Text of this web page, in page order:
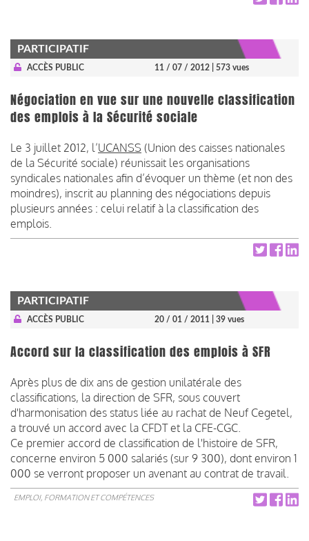
PARTICIPATIF
ACCÈS PUBLIC 11 / 07 / 2012 | 573 vues
Négociation en vue sur une nouvelle classification
des emplois à la Sécurité sociale
Le 3 juillet 2012, l’UCANSS (Union des caisses nationales
de la Sécurité sociale) réunissait les organisations
syndicales nationales afin d’évoquer un thème (et non des
moindres), inscrit au planning des négociations depuis
plusieurs années : celui relatif à la classification des
emplois.
PARTICIPATIF
ACCÈS PUBLIC 20 / 01 / 2011 | 39 vues
Accord sur la classification des emplois à SFR
Après plus de dix ans de gestion unilatérale des
classifications, la direction de SFR, sous couvert
d'harmonisation des status liée au rachat de Neuf Cegetel,
a trouvé un accord avec la CFDT et la CFE-CGC.
Ce premier accord de classification de l'histoire de SFR,
concerne environ 5 000 salariés (sur 9 300), dont environ 1
000 se verront proposer un avenant au contrat de travail.
EMPLOI, FORMATION ET COMPÉTENCES